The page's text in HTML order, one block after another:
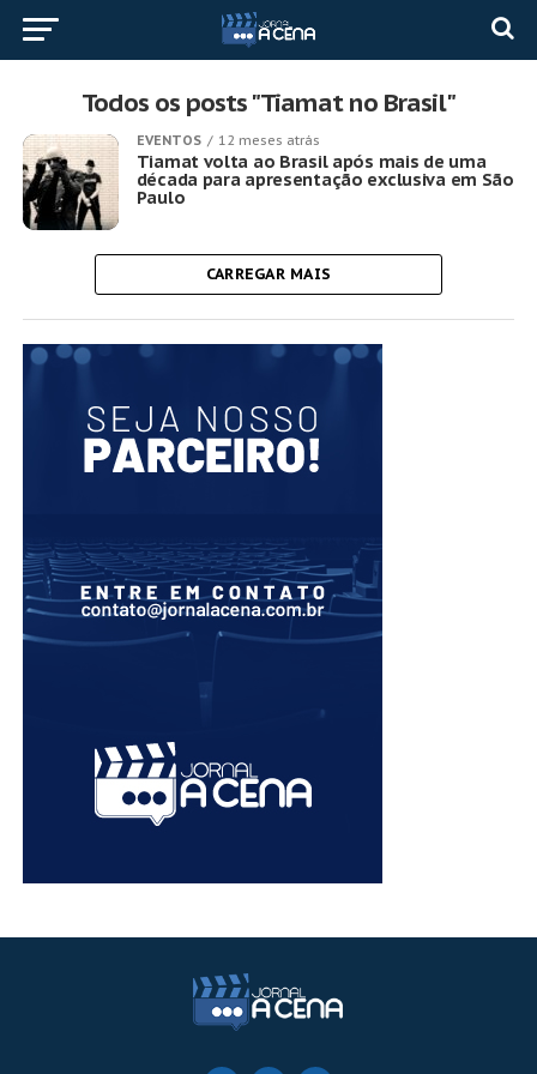
Todos os posts "Tiamat no Brasil"
EVENTOS 12 meses atrás
Tiamat volta ao Brasil após mais de uma
década para apresentação exclusiva em São
Paulo
CARREGAR MAIS